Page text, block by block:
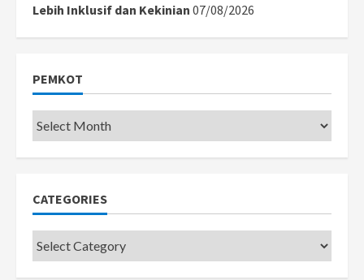
Lebih Inklusif dan Kekinian 07/08/2026
PEMKOT
Pemkot
CATEGORIES
Categories